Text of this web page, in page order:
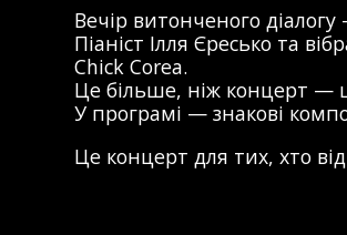
Вечір витонченого
Піаніст Ілля Єресько та
Chick Corea.
Це більше, ніж концерт —
У програмі — знакові
Це концерт для тих, хто